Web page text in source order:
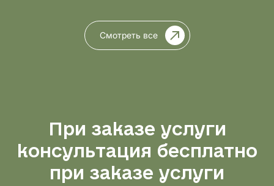
Смотреть все
При заказе услуги
консультация бесплатно
при заказе услуги